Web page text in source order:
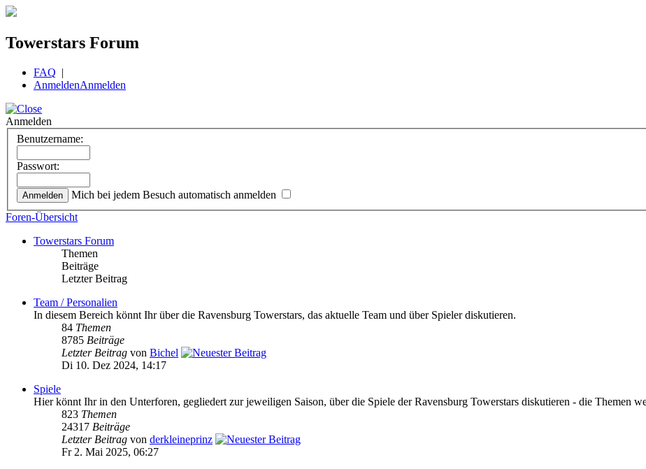
Towerstars Forum
FAQ |
AnmeldenAnmelden
Anmelden
Benutzername:
Passwort:
Mich bei jedem Besuch automatisch anmelden
Foren-Übersicht
Towerstars Forum
Themen
Beiträge
Letzter Beitrag
Team / Personalien
In diesem Bereich könnt Ihr über die Ravensburg Towerstars, das aktuelle Team und über Spieler diskutieren.
84 Themen
8785 Beiträge
Letzter Beitrag von Bichel
Di 10. Dez 2024, 14:17
Spiele
Hier könnt Ihr in den Unterforen, gegliedert zur jeweiligen Saison, über die Spiele der Ravensburg Towerstars diskutieren - die Themen
823 Themen
24317 Beiträge
Letzter Beitrag von derkleineprinz
Fr 2. Mai 2025, 06:27